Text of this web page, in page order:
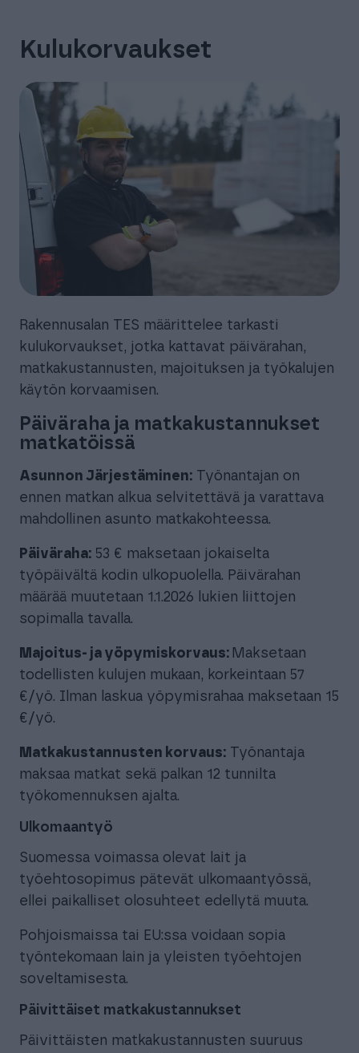
Kulukorvaukset
Rakennusalan TES määrittelee tarkasti
kulukorvaukset, jotka kattavat päivärahan,
matkakustannusten, majoituksen ja työkalujen
käytön korvaamisen.
Päiväraha ja matkakustannukset
matkatöissä
Asunnon Järjestäminen: Työnantajan on
ennen matkan alkua selvitettävä ja varattava
mahdollinen asunto matkakohteessa.
Päiväraha: 53 € maksetaan jokaiselta
työpäivältä kodin ulkopuolella. Päivärahan
määrää muutetaan 1.1.2026 lukien liittojen
sopimalla tavalla.
Majoitus- ja yöpymiskorvaus: Maksetaan
todellisten kulujen mukaan, korkeintaan 57
€/yö. Ilman laskua yöpymisrahaa maksetaan 15
€/yö.
Matkakustannusten korvaus: Työnantaja
maksaa matkat sekä palkan 12 tunnilta
työkomennuksen ajalta.
Ulkomaantyö
Suomessa voimassa olevat lait ja
työehtosopimus pätevät ulkomaantyössä,
ellei paikalliset olosuhteet edellytä muuta.
Pohjoismaissa tai EU:ssa voidaan sopia
työntekomaan lain ja yleisten työehtojen
soveltamisesta.
Päivittäiset matkakustannukset
Päivittäisten matkakustannusten suuruus